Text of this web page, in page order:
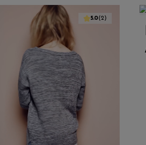
Wert ein oder
5.0(2)